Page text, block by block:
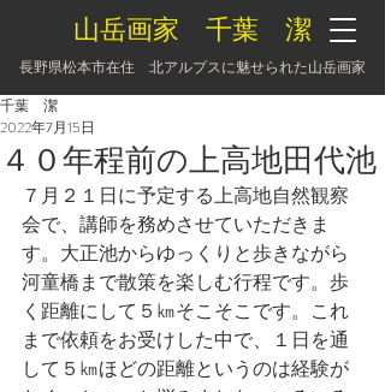
山岳画家 千葉 潔
長野県松本市在住 北アルプスに魅せられた山岳画家
４０年程前の上高地田代池
千葉 潔
2022年7月15日
７月２１日に予定する上高地自然観察
会で、講師を務めさせていただきま
す。大正池からゆっくりと歩きながら
河童橋まで散策を楽しむ行程です。歩
く距離にして５㎞そこそこです。これ
まで依頼をお受けした中で、１日を通
して５㎞ほどの距離というのは経験が